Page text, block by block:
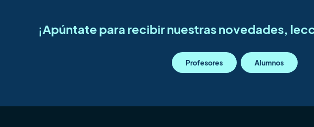
¡Apúntate para recibir nuestras novedades,
Profesores Alumnos